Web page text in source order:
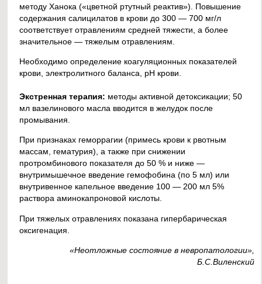
методу Ханока («цветной ртутный реактив»). Повышение
содержания салицилатов в крови до 300 — 700 мг/л
соответствует отравлениям средней тяжести, а более
значительное — тяжелым отравлениям.
Необходимо определение коагуляционных показателей
крови, электролитного баланса, рН крови.
Экстренная терапия: методы активной детоксикации; 50
мл вазелинового масла вводится в желудок после
промывания.
При признаках геморрагии (примесь крови к рвотным
массам, гематурия), а также при снижении
протромбинового показателя до 50 % и ниже —
внутримышечное введение гемофобина (по 5 мл) или
внутривенное капельное введение 100 — 200 мл 5%
раствора аминокапроновой кислоты.
При тяжелых отравлениях показана гипербарическая
оксигенация.
«Неотложные состояние в невропатологии»,
Б.С.Виленский